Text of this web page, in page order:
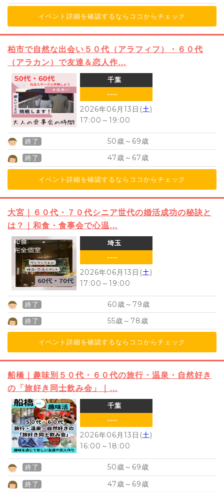
イベント詳細を確認するならココからチェック
柏市で自然な出会い５０代（アラフィフ）・６０代
（アラカン）で友達＆恋人作…
千葉
----
2026年06月13日(土)
17:00 ～ 19:00
終了 50歳～ 69歳
終了 47歳～ 67歳
イベント詳細を確認するならココからチェック
大宮｜６０代・７０代シニア世代の婚活成功の秘訣と
は？｜和食・食事会で心温…
埼玉
----
2026年06月13日(土)
17:00 ～ 19:00
終了 60歳～ 79歳
終了 55歳～ 78歳
イベント詳細を確認するならココからチェック
船橋｜趣味別５０代・６０代の旅行・温泉・自然好き
の「旅好き同士飲み会」｜…
千葉
----
2026年06月13日(土)
16:00 ～ 18:00
終了 50歳～ 69歳
終了 47歳～ 69歳